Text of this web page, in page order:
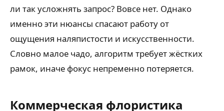
ли так усложнять запрос? Вовсе нет. Однако
именно эти нюансы спасают работу от
ощущения наляпистости и искусственности.
Словно малое чадо, алгоритм требует жёстких
рамок, иначе фокус непременно потеряется.
Коммерческая флористика